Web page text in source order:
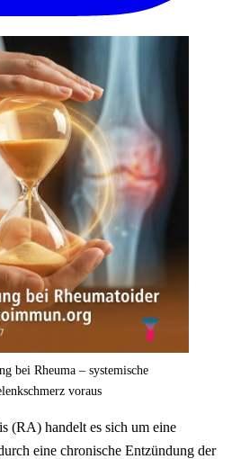
bei Rheuma – systemische
voraus
(RA) handelt es sich um eine
eine chronische Entzündung der